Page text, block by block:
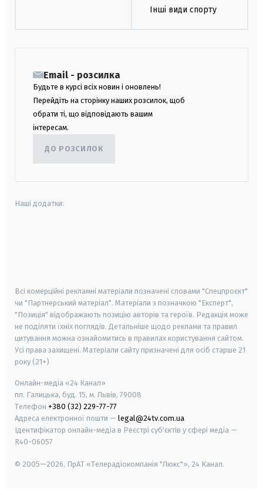
Інші види спорту
Email - розсилка
Будьте в курсі всіх новин і оновлень!
Перейдіть на сторінку наших розсилок, щоб
обрати ті, що відповідають вашим
інтересам.
ДО РОЗСИЛОК
Наші додатки:
Всі комерційні рекламні матеріали позначені словами "Спецпроєкт"
чи "Партнерський матеріал". Матеріали з позначкою "Експерт",
"Позиція" відображають позицію авторів та героїв. Редакція може
не поділяти їхніх поглядів. Детальніше щодо реклами та правил
цитування можна ознайомитись в правилах користування сайтом.
Усі права захищені. Матеріали сайту призначені для осіб старше 21
року (21+)
Онлайн-медіа «24 Канал»
пл. Галицька, буд. 15, м. Львів, 79008
Телефон +380 (32) 229-77-77
Адреса електронної пошти — legal@24tv.com.ua
Ідентифікатор онлайн-медіа в Реєстрі суб'єктів у сфері медіа —
R40-06057
© 2005—2026, ПрАТ «Телерадіокомпанія "Люкс"», 24 Канал.